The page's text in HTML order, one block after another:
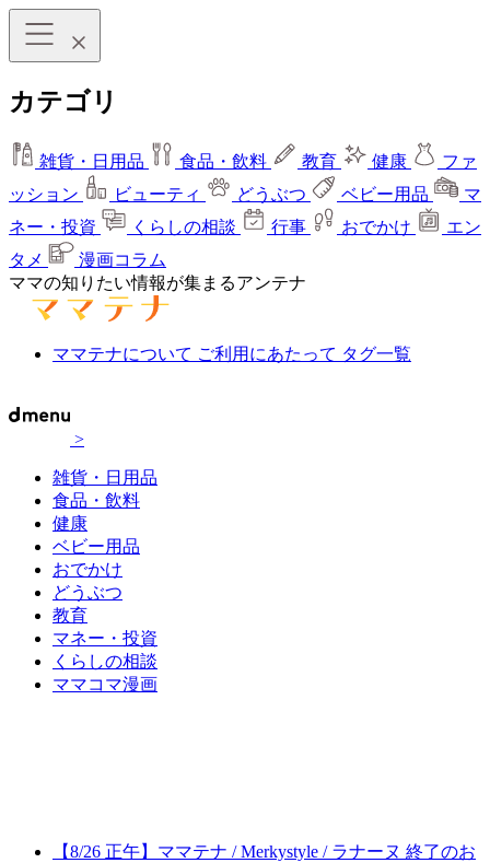
カテゴリ
雑貨・日用品 食品・飲料 教育 健康
ファ
ッション
ビューティ どうぶつ ベビー用品
マ
ネー・投資
くらしの相談 行事 おでかけ
エン
タメ
漫画コラム
ママの知りたい情報が集まるアンテナ
ママテナについて ご利用にあたって タグ一覧
>
雑貨・日用品
食品・飲料
健康
ベビー用品
おでかけ
どうぶつ
教育
マネー・投資
くらしの相談
ママコマ漫画
【8/26 正午】ママテナ / Merkystyle / ラナーヌ 終了のお